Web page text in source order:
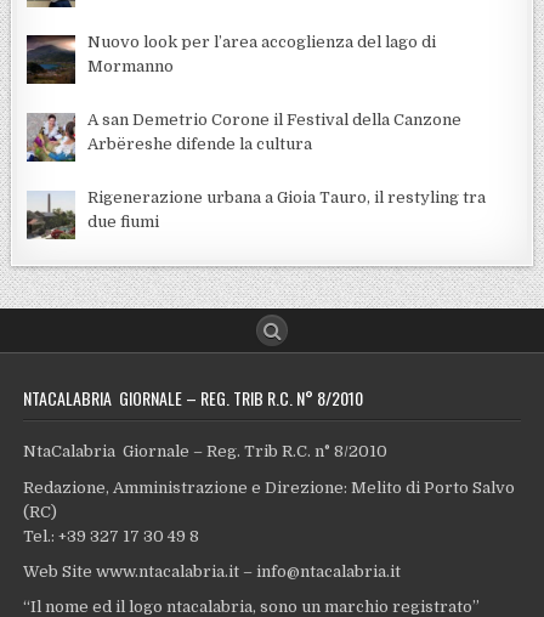
Nuovo look per l’area accoglienza del lago di
Mormanno
A san Demetrio Corone il Festival della Canzone
Arbëreshe difende la cultura
Rigenerazione urbana a Gioia Tauro, il restyling tra
due fiumi
NTACALABRIA GIORNALE – REG. TRIB R.C. N° 8/2010
NtaCalabria Giornale – Reg. Trib R.C. n° 8/2010
Redazione, Amministrazione e Direzione: Melito di Porto Salvo
(RC)
Tel.: +39 327 17 30 49 8
Web Site www.ntacalabria.it – info@ntacalabria.it
“Il nome ed il logo ntacalabria, sono un marchio registrato”